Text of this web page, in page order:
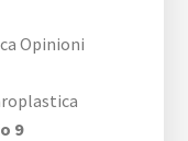
Opinioni
9